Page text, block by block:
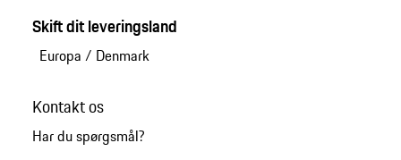
Skift dit leveringsland
Europa / Denmark
Kontakt os
Har du spørgsmål?